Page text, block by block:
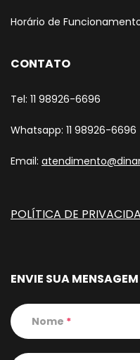
Horário de
CONTATO
Tel: 11 98926-6696
Whatsapp: 11 98926-6696
Email:
POLÍTICA DE
ENVIE SUA MENSAGEM
Nome *